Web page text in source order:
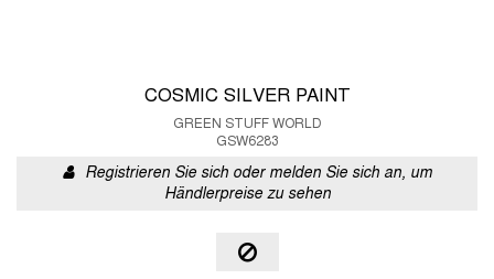
COSMIC SILVER PAINT
GREEN STUFF WORLD
GSW6283
Registrieren Sie sich oder melden Sie sich an, um
Händlerpreise zu sehen